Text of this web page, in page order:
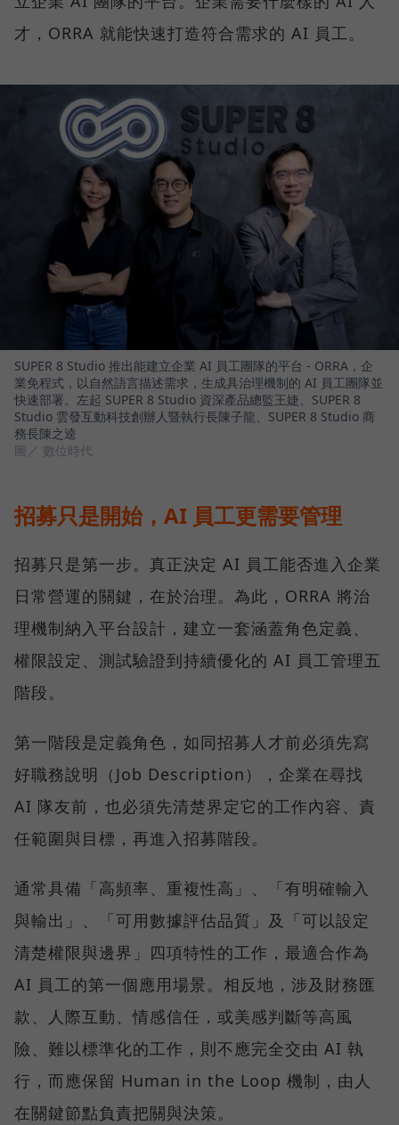
才，ORRA 就能快速打造符合需求的 AI 員工。
SUPER 8 Studio 推出能建立企業 AI 員工團隊的平台 - ORRA，企
業免程式，以自然語言描述需求，生成具治理機制的 AI 員工團隊並
快速部署。左起 SUPER 8 Studio 資深產品總監王婕、SUPER 8
Studio 雲發互動科技創辦人暨執行長陳子龍、SUPER 8 Studio 商
務長陳之逵
圖／ 數位時代
招募只是開始，AI 員工更需要管理
招募只是第一步。真正決定 AI 員工能否進入企業
日常營運的關鍵，在於治理。為此，ORRA 將治
理機制納入平台設計，建立一套涵蓋角色定義、
權限設定、測試驗證到持續優化的 AI 員工管理五
階段。
第一階段是定義角色，如同招募人才前必須先寫
好職務說明（Job Description），企業在尋找
AI 隊友前，也必須先清楚界定它的工作內容、責
任範圍與目標，再進入招募階段。
通常具備「高頻率、重複性高」、「有明確輸入
與輸出」、「可用數據評估品質」及「可以設定
清楚權限與邊界」四項特性的工作，最適合作為
AI 員工的第一個應用場景。相反地，涉及財務匯
款、人際互動、情感信任，或美感判斷等高風
險、難以標準化的工作，則不應完全交由 AI 執
行，而應保留 Human in the Loop 機制，由人
在關鍵節點負責把關與決策。